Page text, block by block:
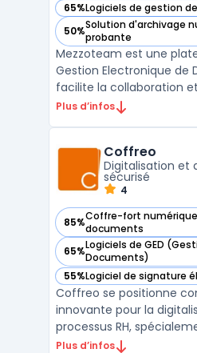
65%Logiciels de gestion
— voir Mezzoteam dans
50%Solution d'archivage
probante
— voir Mezzoteam dans
Mezzoteam est une
Gestion Electronique de
facilite la collaboration
fichiers au sein des
La solution offre
fonctionnalités te ...
Plus d’infos
Coffreo
Digitalisation et
sécurisé
4
85%Coffre-fort numérique
documents
— voir Coffreo dans cette
65%Logiciels de GED
Documents)
— voir Coffreo dans cette
55%Logiciel de signature
— voir Coffreo dans cette
Coffreo se positionne
innovante pour la
processus RH,
les entreprises gérant
Plus d’infos